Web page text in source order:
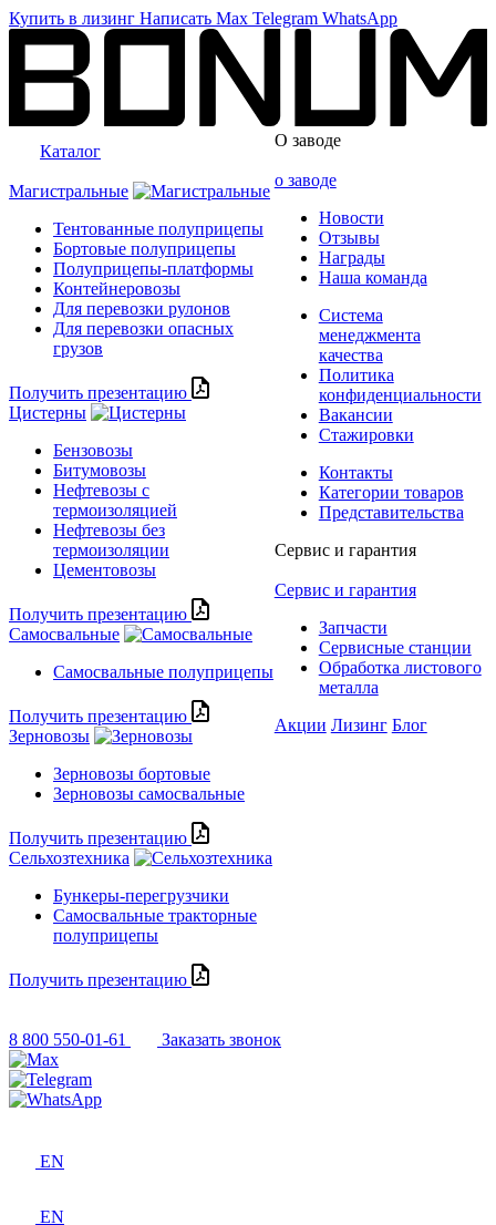
Купить в лизинг Написать Max Telegram WhatsApp
Каталог
Магистральные
Тентованные полуприцепы
Бортовые полуприцепы
Полуприцепы-платформы
Контейнеровозы
Для перевозки рулонов
Для перевозки опасных
грузов
Получить презентацию
Цистерны
Бензовозы
Битумовозы
Нефтевозы с
термоизоляцией
Нефтевозы без
термоизоляции
Цементовозы
Получить презентацию
Самосвальные
Самосвальные полуприцепы
Получить презентацию
Зерновозы
Зерновозы бортовые
Зерновозы самосвальные
Получить презентацию
Сельхозтехника
Бункеры-перегрузчики
Самосвальные тракторные
полуприцепы
Получить презентацию
О заводе
о заводе
Новости
Отзывы
Награды
Наша команда
Система
менеджмента
качества
Политика
конфиденциальности
Вакансии
Стажировки
Контакты
Категории товаров
Представительства
Сервис и гарантия
Сервис и гарантия
Запчасти
Сервисные станции
Обработка листового
металла
Акции Лизинг Блог
8 800 550-01-61 Заказать звонок
EN
EN